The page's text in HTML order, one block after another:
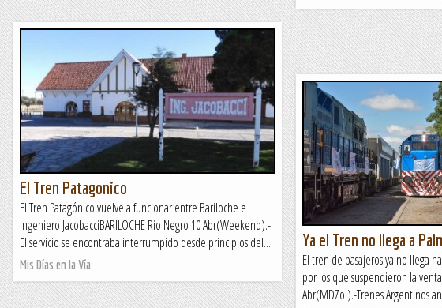
El Tren Patagonico
El Tren Patagónico vuelve a funcionar entre Bariloche e
Ingeniero JacobacciBARILOCHE Rio Negro 10 Abr(Weekend).-
El servicio se encontraba interrumpido desde principios del...
Mis Días en la Vía
Ya el Tren no llega a
El tren de pasajeros ya no llega
por los que suspendieron la
Abr(MDZol).-Trenes Argentinos